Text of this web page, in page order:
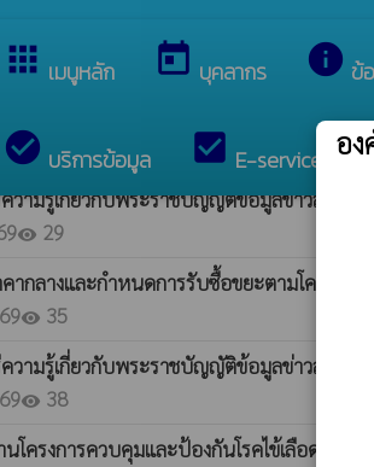
apps เมนูหลัก today บุคลากร info ข้
check_circle บริการข้อมูล check_box E-services
ยินดีต้อนรับสู่เว็บไซต์ขอ
นธ์
วามรู้เกี่ยวกับพระราชบัญญัติข้อมูลข่าวสารข
visibility 29
ากลางและกำหนดการรับซื้อขยะตามโครงก
visibility 35
วามรู้เกี่ยวกับพระราชบัญญัติข้อมูลข่าวสารข
visibility 38
นโครงการควบคุมและป้องกันโรคไข้เลือดออ
อ